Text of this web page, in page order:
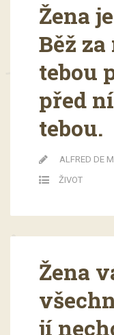
Žena
Běž
tebou
před
tebou.
ALFRED DE
ŽIVOT
Žena
jí